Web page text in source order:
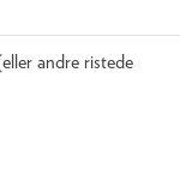
andre ristede